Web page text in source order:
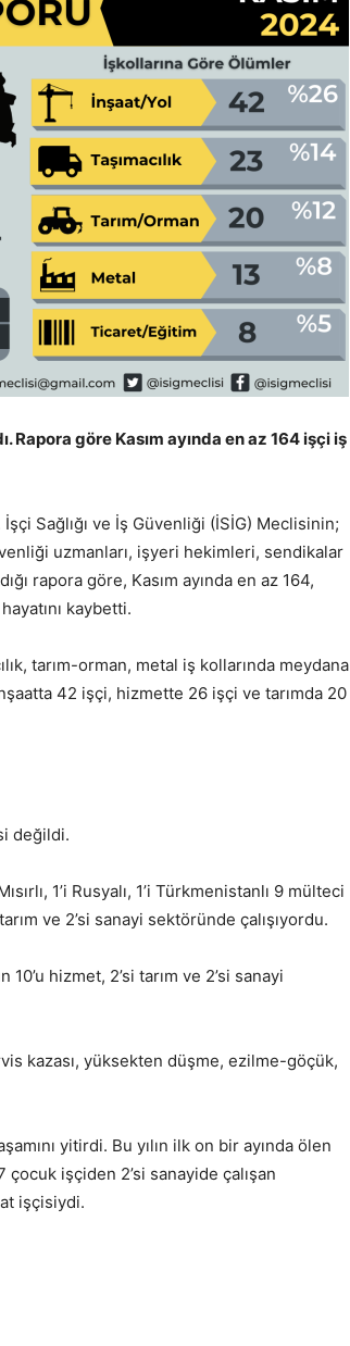
Rapora göre Kasım ayında en az 164 işçi iş
Sağlığı ve İş Güvenliği (İSİG) Meclisinin;
uzmanları, işyeri hekimleri, sendikalar
rapora göre, Kasım ayında en az 164,
kaybetti.
tarım-orman, metal iş kollarında meydana
42 işçi, hizmette 26 işçi ve tarımda 20
değildi.
1’i Rusyalı, 1’i Türkmenistanlı 9 mülteci
ve 2’si sanayi sektöründe çalışıyordu.
hizmet, 2’si tarım ve 2’si sanayi
kazası, yüksekten düşme, ezilme-göçük,
yitirdi. Bu yılın ilk on bir ayında ölen
çocuk işçiden 2’si sanayide çalışan
işçisiydi.